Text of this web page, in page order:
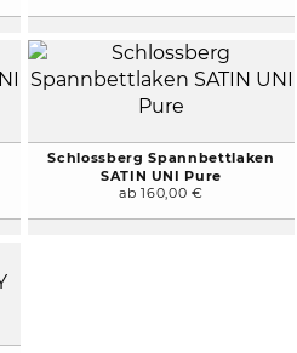
Schlossberg Spannbettlaken
SATIN UNI Pure
ab 160,00 €